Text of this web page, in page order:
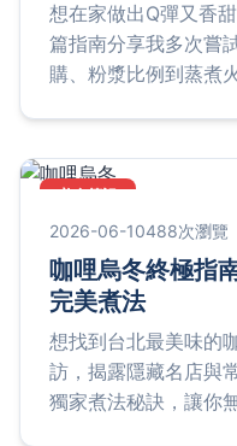
想在家做出Q彈又香
篇指南分享我多次嘗
購、粉漿比例到蒸煮
美食筆記
2026-06-10488次瀏覽
咖哩烏冬終極指
完美煮法
想找到台北最美味的
訪，揭露隱藏名店與
獨家煮法秘訣，讓你